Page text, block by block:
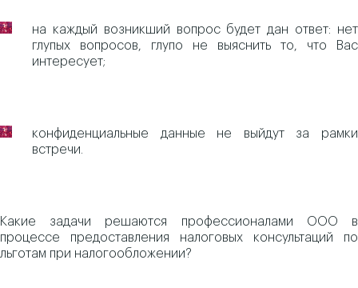
на каждый возникший вопрос будет дан ответ: нет
глупых вопросов, глупо не выяснить то, что Вас
интересует;
конфиденциальные данные не выйдут за рамки
встречи.
Какие задачи решаются профессионалами ООО в
процессе предоставления налоговых консультаций по
льготам при налогообложении?